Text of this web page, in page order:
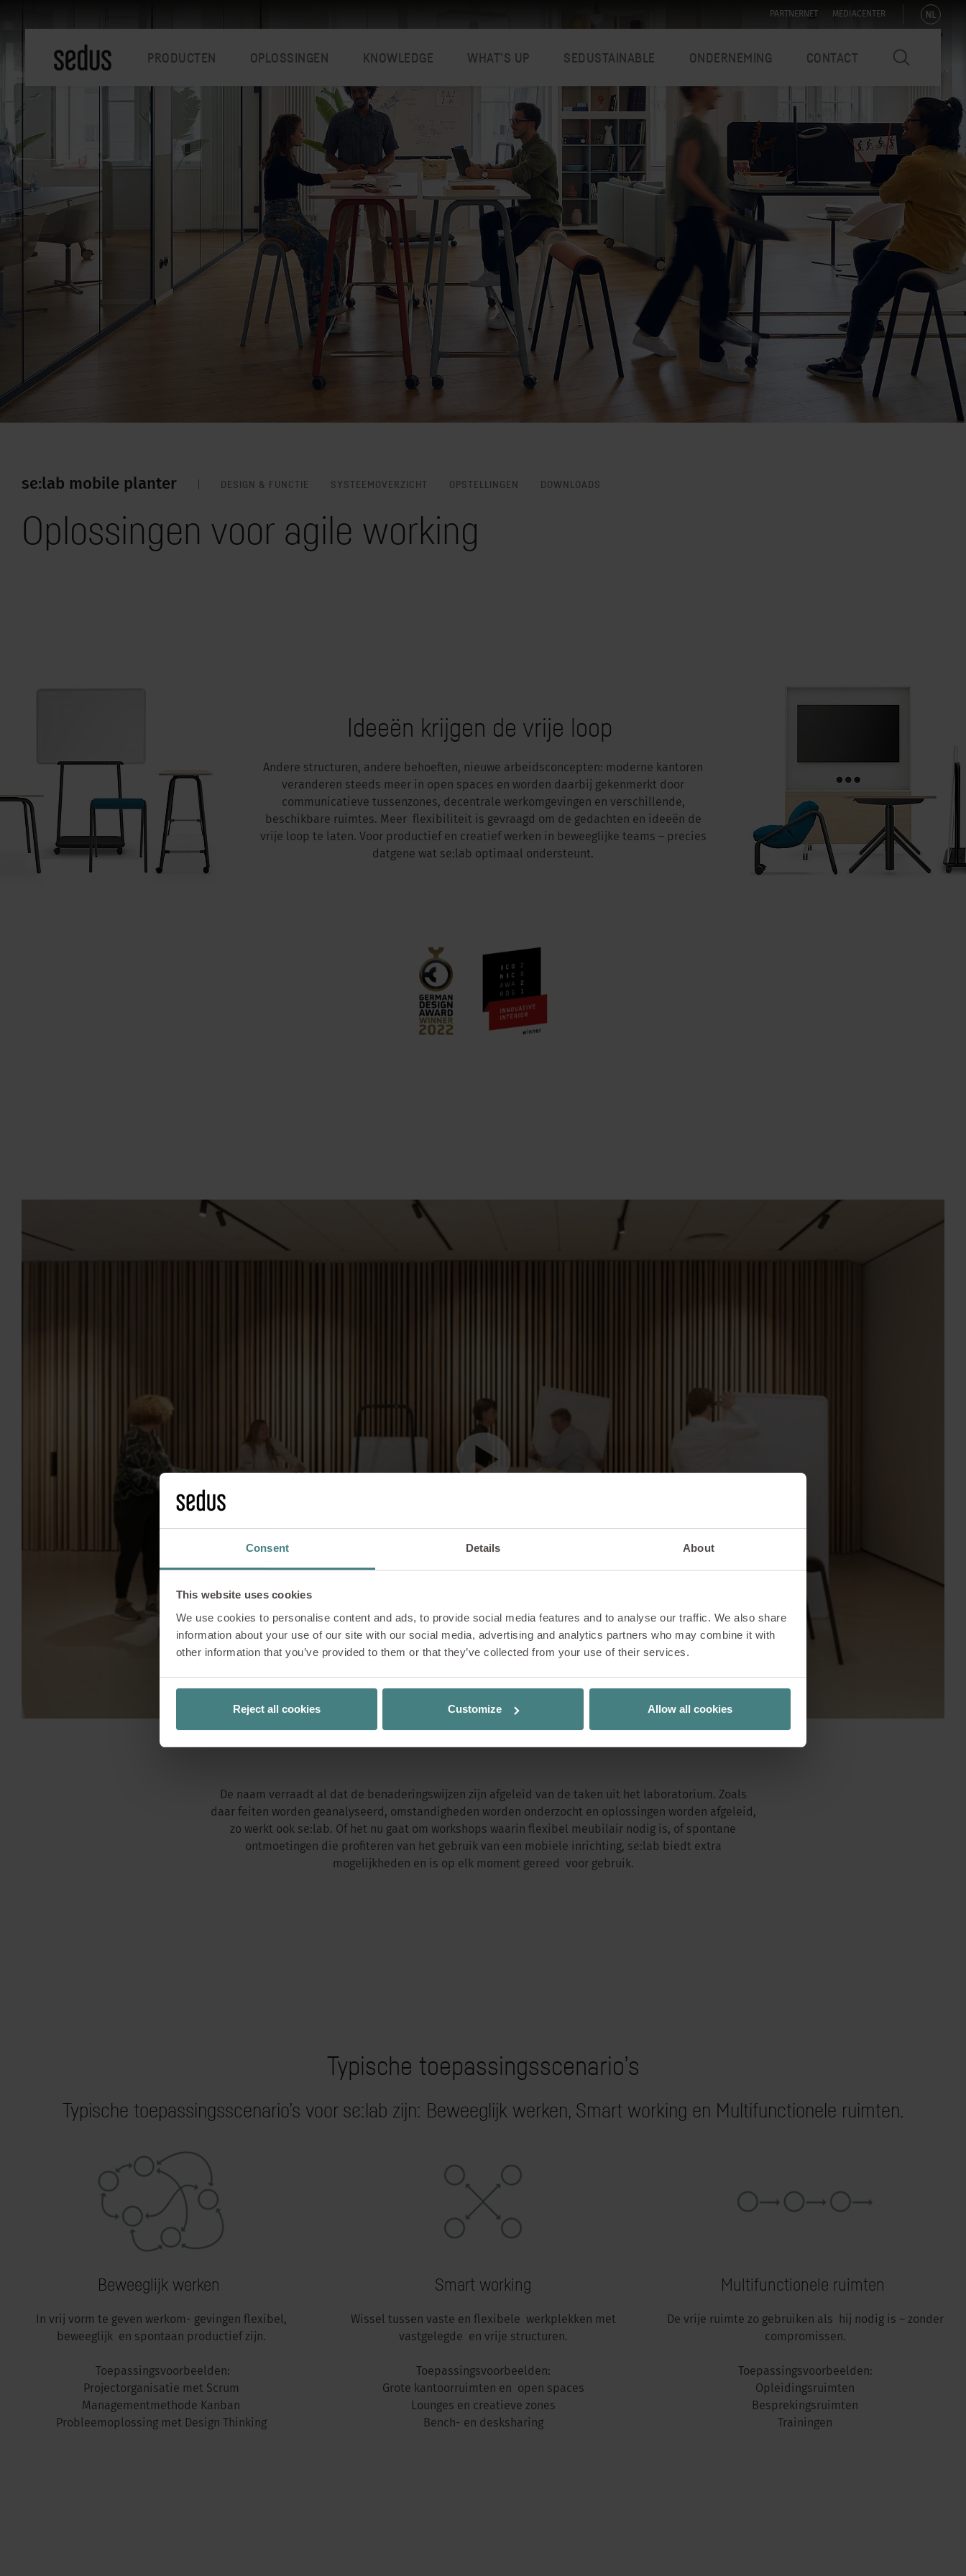
Consent Details About
This website uses cookies
We use cookies to personalise content and ads, to provide social media features and to analyse our traffic. We also share
information about your use of our site with our social media, advertising and analytics partners who may combine it with
other information that you’ve provided to them or that they’ve collected from your use of their services.
Reject all cookies Customize Allow all cookies
PARTNERNET MEDIACENTER NL
PRODUCTEN OPLOSSINGEN KNOWLEDGE WHAT’S UP SEDUSTAINABLE ONDERNEMING CONTACT
se:lab mobile planter DESIGN & FUNCTIE SYSTEEMOVERZICHT OPSTELLINGEN DOWNLOADS
Oplossingen voor agile working
Ideeën krijgen de vrije loop
Andere structuren, andere behoeften, nieuwe arbeidsconcepten: moderne kantoren
veranderen steeds meer in open spaces en worden daarbij gekenmerkt door
communicatieve tussenzones, decentrale werkomgevingen en verschillende,
beschikbare ruimtes. Meer flexibiliteit is gevraagd om de gedachten en ideeën de
vrije loop te laten. Voor productief en creatief werken in beweeglijke teams – precies
datgene wat se:lab optimaal ondersteunt.
De naam verraadt al dat de benaderingswijzen zijn afgeleid van de taken uit het laboratorium. Zoals
daar feiten worden geanalyseerd, omstandigheden worden onderzocht en oplossingen worden afgeleid,
zo werkt ook se:lab. Of het nu gaat om workshops waarin flexibel meubilair nodig is, of spontane
ontmoetingen die profiteren van het gebruik van een mobiele inrichting, se:lab biedt extra
mogelijkheden en is op elk moment gereed voor gebruik.
Typische toepassingsscenario’s
Typische toepassingsscenario’s voor se:lab zijn: Beweeglijk werken, Smart working en Multifunctionele ruimten.
Beweeglijk werken
In vrij vorm te geven werkom- gevingen flexibel,
beweeglijk en spontaan productief zijn.
Toepassingsvoorbeelden:
Projectorganisatie met Scrum
Managementmethode Kanban
Probleemoplossing met Design Thinking
Smart working
Wissel tussen vaste en flexibele werkplekken met
vastgelegde en vrije structuren.
Toepassingsvoorbeelden:
Grote kantoorruimten en open spaces
Lounges en creatieve zones
Bench- en desksharing
Multifunctionele ruimten
De vrije ruimte zo gebruiken als hij nodig is – zonder
compromissen.
Toepassingsvoorbeelden:
Opleidingsruimten
Besprekingsruimten
Trainingen